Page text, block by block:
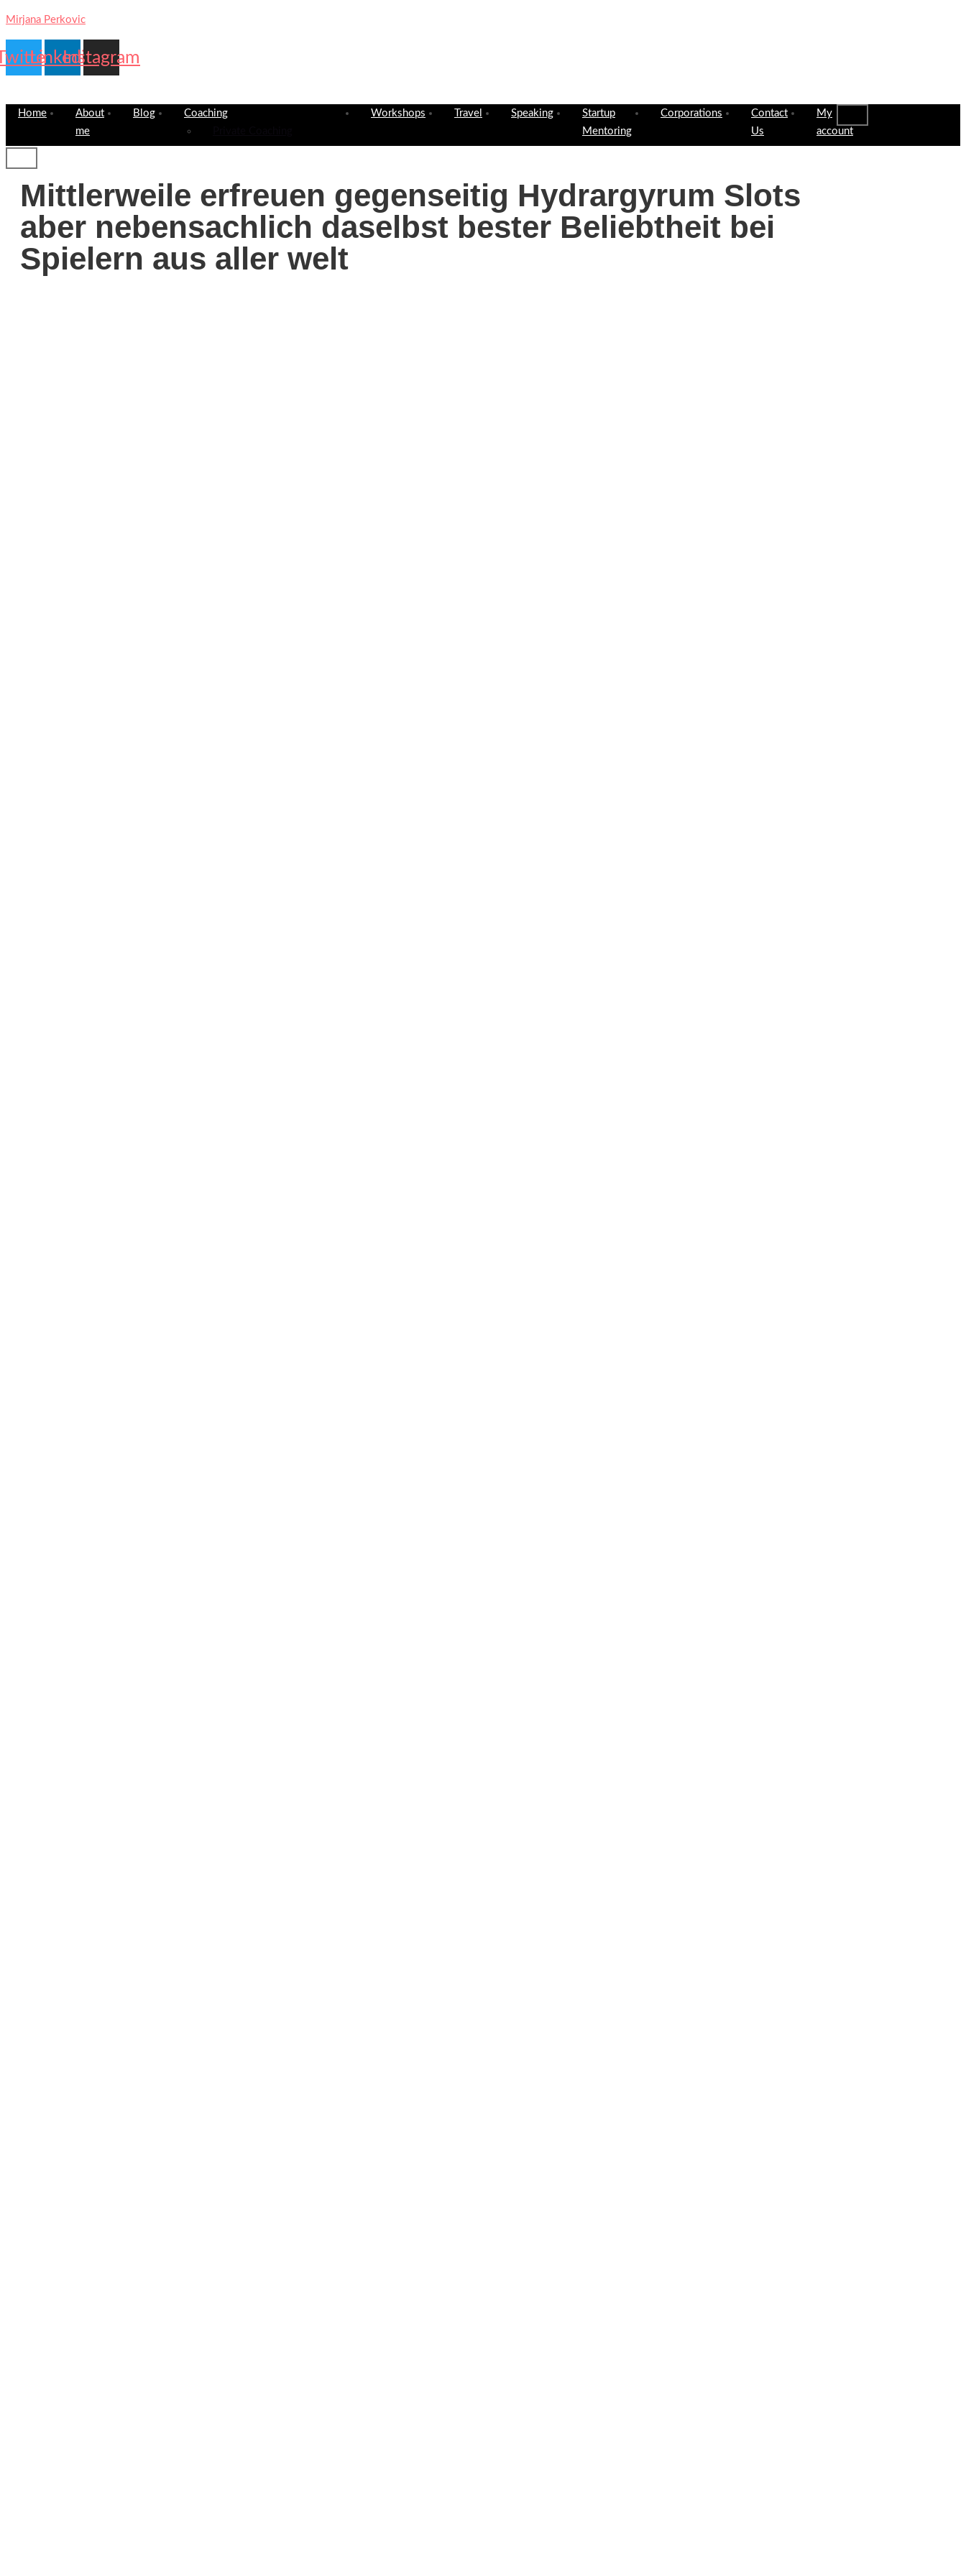
Mirjana Perkovic
LinkedinInstagram
Home
About
me
Blog
Coaching
Workshops Travel Speaking
Startup
Mentoring
Corporations
Contact
Us
My
account
Mittlerweile erfreuen gegenseitig Hydrargyrum Slots
aber nebensachlich daselbst bester Beliebtheit bei
Spielern aus aller welt